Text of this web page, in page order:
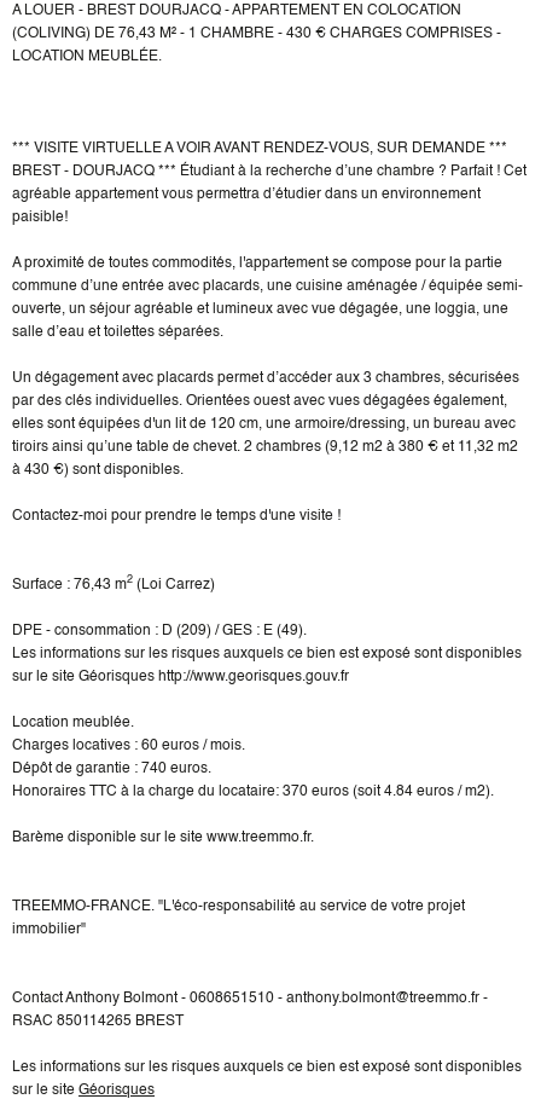
A LOUER - BREST DOURJACQ - APPARTEMENT EN COLOCATION
(COLIVING) DE 76,43 M² - 1 CHAMBRE - 430 € CHARGES COMPRISES -
LOCATION MEUBLÉE.
*** VISITE VIRTUELLE A VOIR AVANT RENDEZ-VOUS, SUR DEMANDE ***
BREST - DOURJACQ *** Étudiant à la recherche d’une chambre ? Parfait ! Cet
agréable appartement vous permettra d’étudier dans un environnement
paisible!
A proximité de toutes commodités, l'appartement se compose pour la partie
commune d’une entrée avec placards, une cuisine aménagée / équipée semi-
ouverte, un séjour agréable et lumineux avec vue dégagée, une loggia, une
salle d’eau et toilettes séparées.
Un dégagement avec placards permet d’accéder aux 3 chambres, sécurisées
par des clés individuelles. Orientées ouest avec vues dégagées également,
elles sont équipées d'un lit de 120 cm, une armoire/dressing, un bureau avec
tiroirs ainsi qu’une table de chevet. 2 chambres (9,12 m2 à 380 € et 11,32 m2
à 430 €) sont disponibles.
Contactez-moi pour prendre le temps d'une visite !
Surface : 76,43 m2 (Loi Carrez)
DPE - consommation : D (209) / GES : E (49).
Les informations sur les risques auxquels ce bien est exposé sont disponibles
sur le site Géorisques http://www.georisques.gouv.fr
Location meublée.
Charges locatives : 60 euros / mois.
Dépôt de garantie : 740 euros.
Honoraires TTC à la charge du locataire: 370 euros (soit 4.84 euros / m2).
Barème disponible sur le site www.treemmo.fr.
TREEMMO-FRANCE. "L'éco-responsabilité au service de votre projet
immobilier"
Contact Anthony Bolmont - 0608651510 - anthony.bolmont@treemmo.fr -
RSAC 850114265 BREST
Les informations sur les risques auxquels ce bien est exposé sont disponibles
sur le site Géorisques